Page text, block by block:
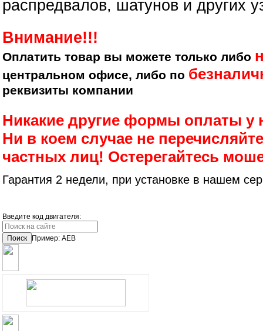
распредвалов, шатунов и других
Внимание!!!
Оплатить товар вы можете только либо
центральном офисе, либо по
реквизиты компании
Никакие другие формы оплаты у
Ни в коем случае не
частных лиц! Остерегайтесь
Гарантия 2 недели, при установке в нашем
Введите код двигателя:
Поиск Пример: AEB